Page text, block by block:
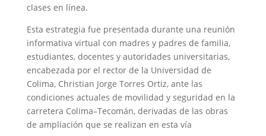
clases en línea.
Esta estrategia fue presentada durante una reunión
informativa virtual con madres y padres de familia,
estudiantes, docentes y autoridades universitarias,
encabezada por el rector de la Universidad de
Colima, Christian Jorge Torres Ortiz, ante las
condiciones actuales de movilidad y seguridad en la
carretera Colima–Tecomán, derivadas de las obras
de ampliación que se realizan en esta vía